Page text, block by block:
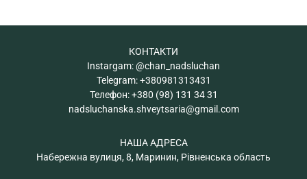
КОНТАКТИ
Instargam:@chan_nadsluchan
Telegram:+380981313431
Телефон:+380 (98) 131 34 31
nadsluchanska.shveytsaria@gmail.com
НАША АДРЕСА
Набережна вулиця, 8, Маринин, Рівненська область